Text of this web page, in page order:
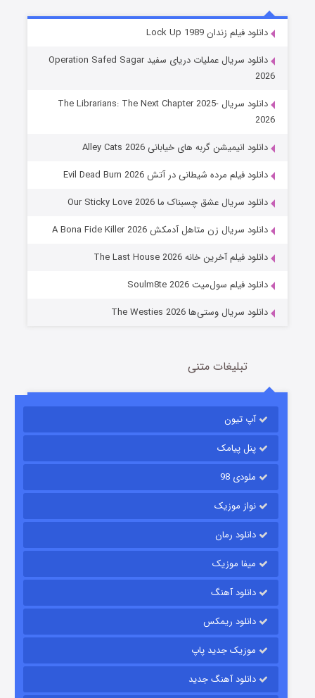
شوهر
عملیات آپارتمان
قسمت2 (زیرنویس) منتشر شد
قسمت
دانلود فیلم زندان Lock Up 1989
دانلود سریال عملیات دریای سفید Operation Safed Sagar
2026
دانلود سریال The Librarians: The Next Chapter 2025-
2026
دانلود انیمیشن گربه های خیابانی Alley Cats 2026
دانلود فیلم مرده شیطانی در آتش Evil Dead Burn 2026
دانلود سریال عشق چسبناک ما Our Sticky Love 2026
دانلود سریال زن متاهل آدمکش A Bona Fide Killer 2026
دانلود فیلم آخرین خانه The Last House 2026
دانلود فیلم سول‌میت Soulm8te 2026
دانلود سریال وستی‌ها The Westies 2026
تبلیغات متنی
آپ تیون
پنل پیامک
ملودی 98
نواز موزیک
دانلود رمان
میفا موزیک
دانلود آهنگ
دانلود ریمکس
موزیک جدید پاپ
دانلود آهنگ جدید